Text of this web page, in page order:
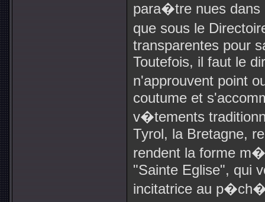
para�tre nues
que sous le
transparentes pour
Toutefois, il faut le
n'approuvent point
coutume et
v�tements
Tyrol, la Bretagne,
rendent la forme
"Sainte Eglise", qui
incitatrice au